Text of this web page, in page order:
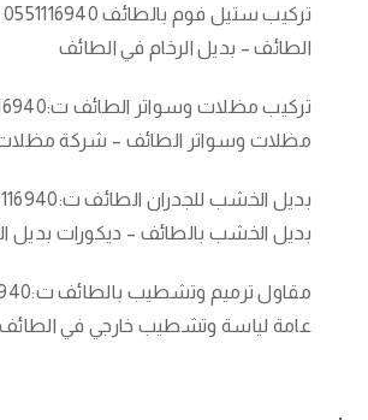
الطائف – بديل الرخام في الطائف
مظلات وسواتر الطائف – شركة
بديل الخشب بالطائف – ديكورات بديل
عامة لياسة وتشطيب خارجي في